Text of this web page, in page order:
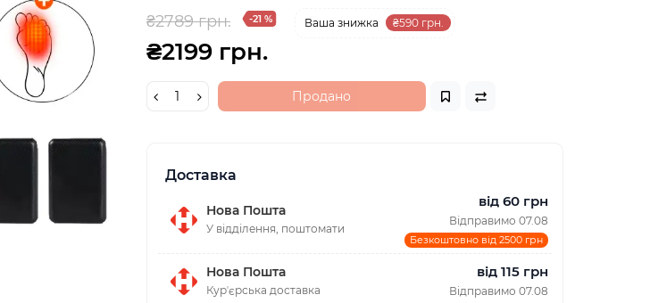
₴2789 грн. -21 % Ваша знижка ₴590 грн.
₴2199 грн.
Продано
Доставка
Нова Пошта
У відділення, поштомати
від 60 грн
Відправимо 07.08
Безкоштовно від 2500 грн
Нова Пошта
Курʼєрська доставка
від 115 грн
Відправимо 07.08